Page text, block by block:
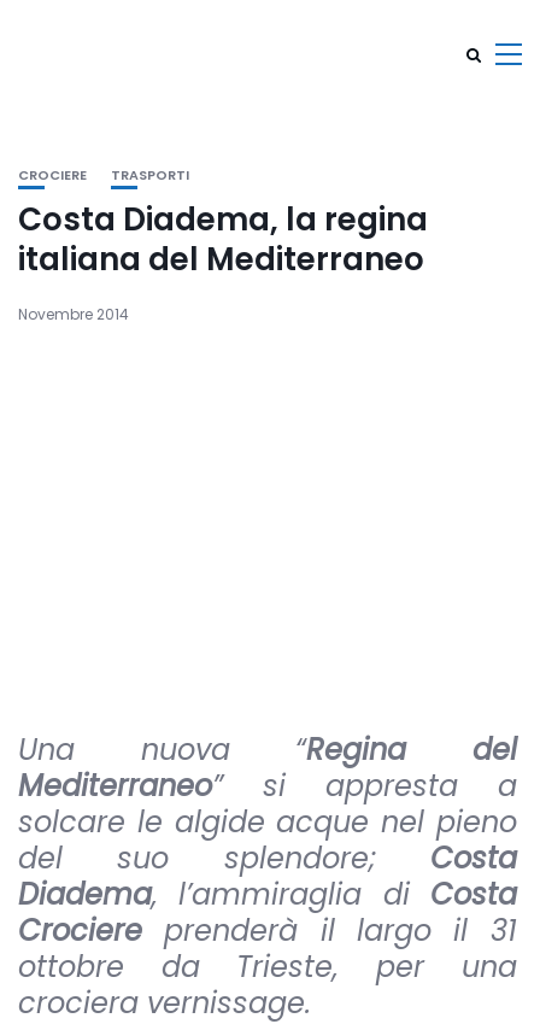
CROCIERE TRASPORTI
Costa Diadema, la regina
italiana del Mediterraneo
Novembre 2014
Una nuova “Regina del
Mediterraneo” si appresta a
solcare le algide acque nel pieno
del suo splendore; Costa
Diadema, l’ammiraglia di Costa
Crociere prenderà il largo il 31
ottobre da Trieste, per una
crociera vernissage.